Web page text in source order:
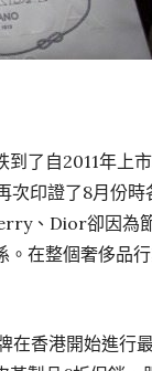
了自2011年上
次印證了8月份時
、Dior卻因為
在整個奢侈品
在香港開始進行